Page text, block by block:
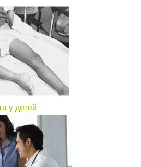
у детей